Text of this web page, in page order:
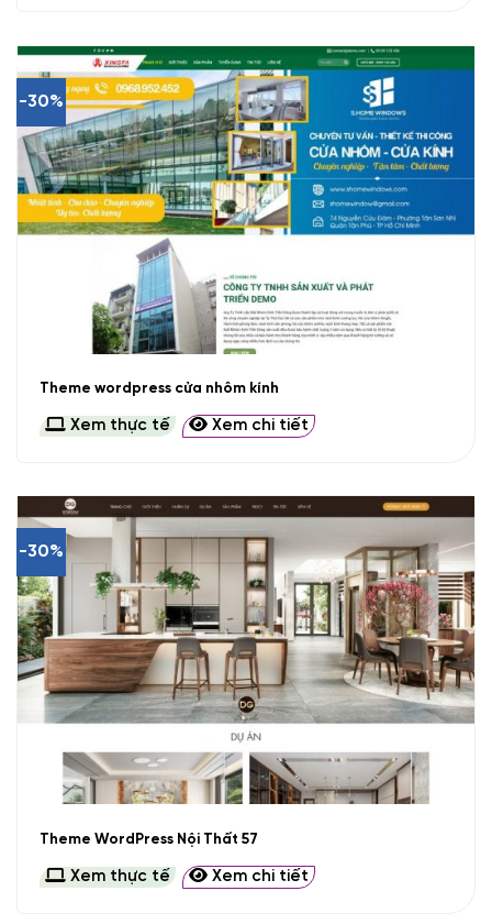
-30%
Theme wordpress cửa nhôm kính
Xem thực tế Xem chi tiết
-30%
Theme WordPress Nội Thất 57
Xem thực tế Xem chi tiết